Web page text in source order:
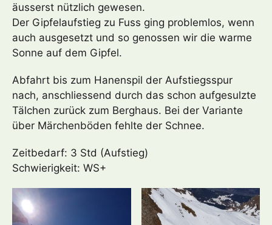
äusserst nützlich gewesen.
Der Gipfelaufstieg zu Fuss ging problemlos, wenn
auch ausgesetzt und so genossen wir die warme
Sonne auf dem Gipfel.
Abfahrt bis zum Hanenspil der Aufstiegsspur
nach, anschliessend durch das schon aufgesulzte
Tälchen zurück zum Berghaus. Bei der Variante
über Märchenböden fehlte der Schnee.
Zeitbedarf: 3 Std (Aufstieg)
Schwierigkeit: WS+